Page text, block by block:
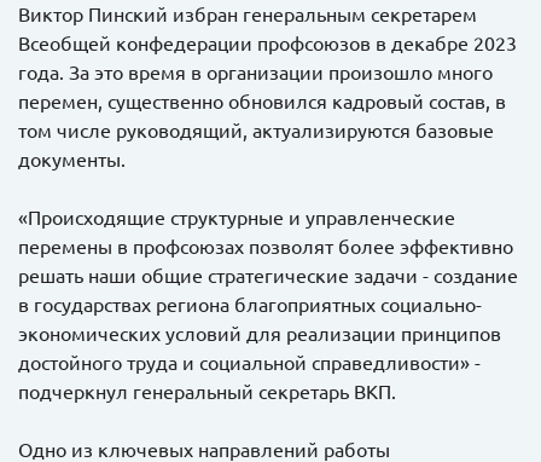
Виктор Пинский избран генеральным секретарем
Всеобщей конфедерации профсоюзов в декабре 2023
года. За это время в организации произошло много
перемен, существенно обновился кадровый состав, в
том числе руководящий, актуализируются базовые
документы.
«Происходящие структурные и управленческие
перемены в профсоюзах позволят более эффективно
решать наши общие стратегические задачи - создание
в государствах региона благоприятных социально-
экономических условий для реализации принципов
достойного труда и социальной справедливости» -
подчеркнул генеральный секретарь ВКП.
Одно из ключевых направлений работы